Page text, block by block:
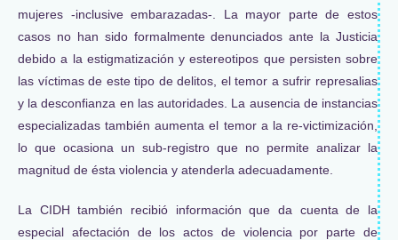
mujeres -inclusive embarazadas-. La mayor parte de estos
casos no han sido formalmente denunciados ante la Justicia
debido a la estigmatización y estereotipos que persisten sobre
las víctimas de este tipo de delitos, el temor a sufrir represalias
y la desconfianza en las autoridades. La ausencia de instancias
especializadas también aumenta el temor a la re-victimización,
lo que ocasiona un sub-registro que no permite analizar la
magnitud de ésta violencia y atenderla adecuadamente.
La CIDH también recibió información que da cuenta de la
especial afectación de los actos de violencia por parte de